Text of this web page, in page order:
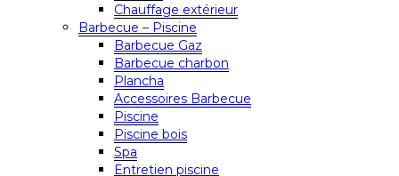
Chauffage extérieur
Barbecue – Piscine
Barbecue Gaz
Barbecue charbon
Plancha
Accessoires Barbecue
Piscine
Piscine bois
Spa
Entretien piscine